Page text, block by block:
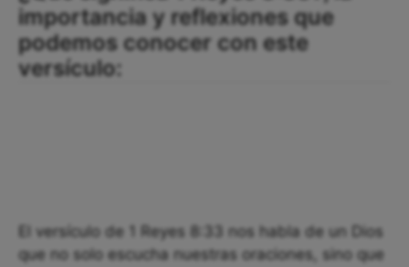
importancia y reflexiones que
podemos conocer con este
versículo:
El versículo de 1 Reyes 8:33 nos habla de un Dios
que no solo escucha nuestras oraciones, sino que